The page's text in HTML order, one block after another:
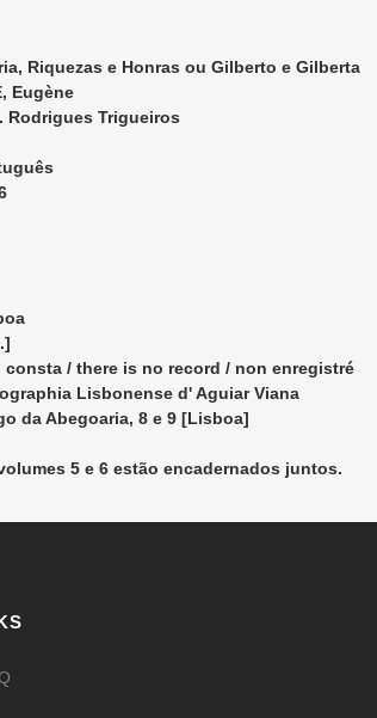
Riquezas e Honras ou Gilberto e Gilberta
Eugène
Rodrigues Trigueiros
consta / there is no record / non enregistré
Lisbonense d' Aguiar Viana
da Abegoaria, 8 e 9 [Lisboa]
5 e 6 estão encadernados juntos.